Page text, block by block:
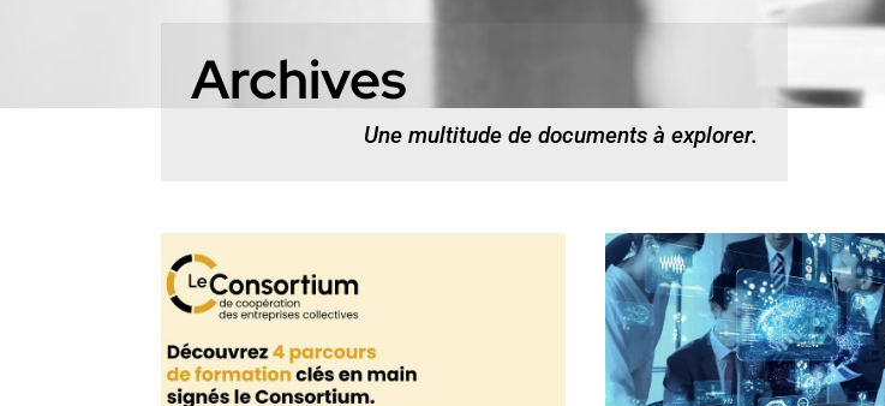
Archives
Une multitude de documents à explorer.